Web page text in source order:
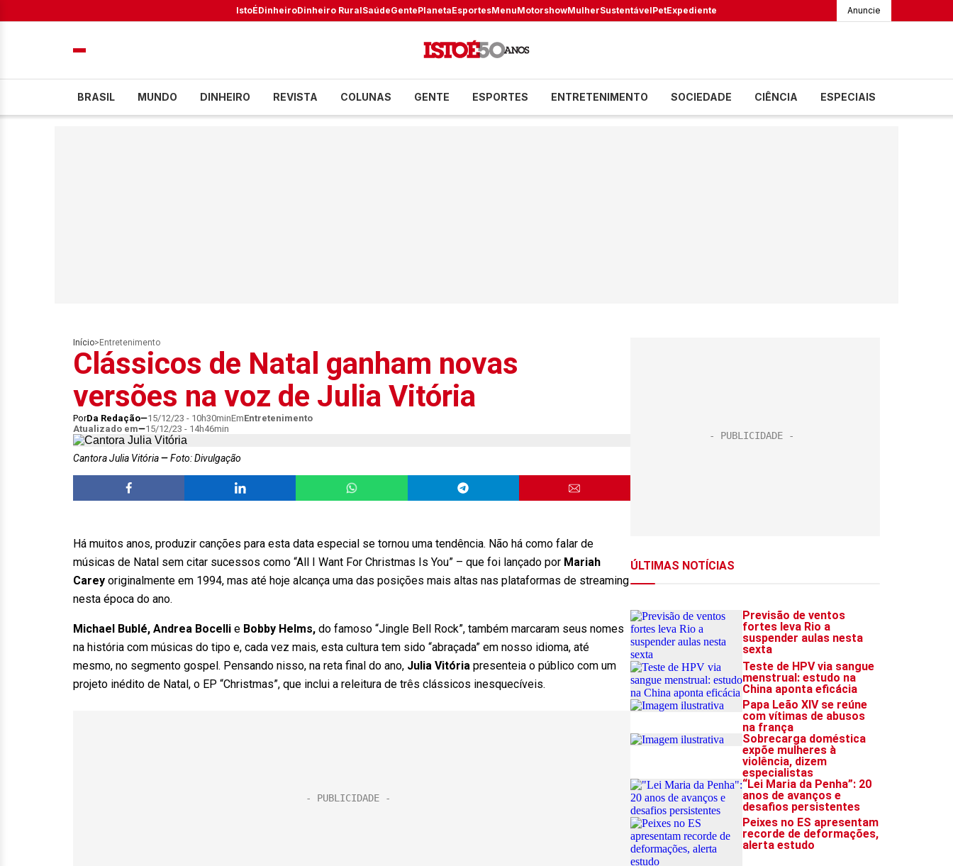
IstoÉDinheiroDinheiro RuralSaúdeGentePlanetaEsportesMenuMotorshowMulherSustentávelPetExpediente Anuncie
BRASIL MUNDO DINHEIRO REVISTA COLUNAS GENTE ESPORTES ENTRETENIMENTO SOCIEDADE CIÊNCIA ESPECIAIS
Início> Entretenimento
Clássicos de Natal ganham novas
versões na voz de Julia Vitória
PorDa Redação 15/12/23 - 10h30minEmEntretenimento
Atualizado em
15/12/23 - 14h46min
Cantora Julia Vitória Foto: Divulgação
Há muitos anos, produzir canções para esta data especial se tornou uma tendência. Não há como falar de
músicas de Natal sem citar sucessos como “All I Want For Christmas Is You” – que foi lançado por Mariah
Carey originalmente em 1994, mas até hoje alcança uma das posições mais altas nas plataformas de streaming
nesta época do ano.
Michael Bublé, Andrea Bocelli e Bobby Helms, do famoso “Jingle Bell Rock”, também marcaram seus nomes
na história com músicas do tipo e, cada vez mais, esta cultura tem sido “abraçada” em nosso idioma, até
mesmo, no segmento gospel. Pensando nisso, na reta final do ano, Julia Vitória presenteia o público com um
projeto inédito de Natal, o EP “Christmas”, que inclui a releitura de três clássicos inesquecíveis.